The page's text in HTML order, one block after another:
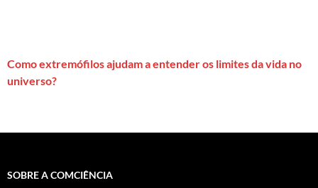
Como extremófilos ajudam a entender os limites da vida no
universo?
SOBRE A COMCIÊNCIA